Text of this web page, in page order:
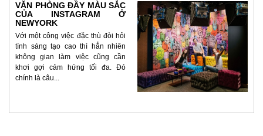
VĂN PHÒNG ĐẦY MÀU SẮC
CỦA INSTAGRAM Ở
NEWYORK
Với một công việc đặc thù đòi hỏi
tính sáng tạo cao thì hẳn nhiên
không gian làm việc cũng cần
khơi gợi cảm hứng tối đa. Đó
chính là câu...